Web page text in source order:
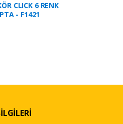
CLICK 6 RENK
- F1421